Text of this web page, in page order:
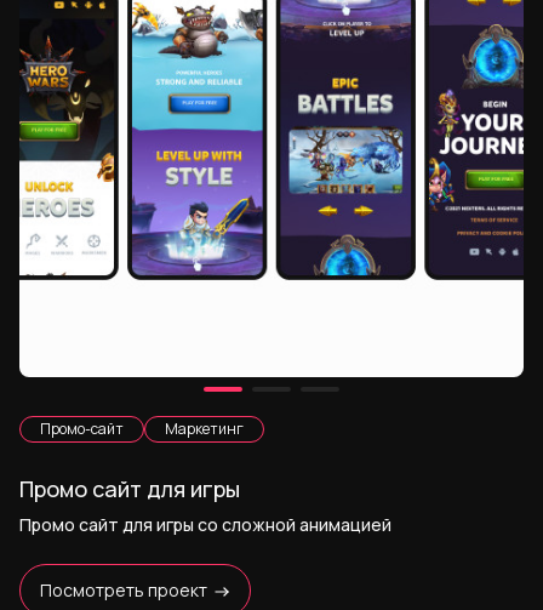
Промо-сайт Маркетинг
Промо сайт для игры
Промо сайт для игры со сложной анимацией
Посмотреть проект